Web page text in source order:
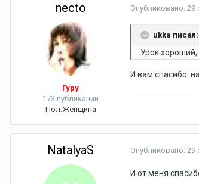
necto
Гуру
173 публикации
Пол:Женщина
Опубликовано: 29
ukka писал:
Урок хороший,
И вам спасибо:
NatalyaS Опубликовано: 29
И от меня